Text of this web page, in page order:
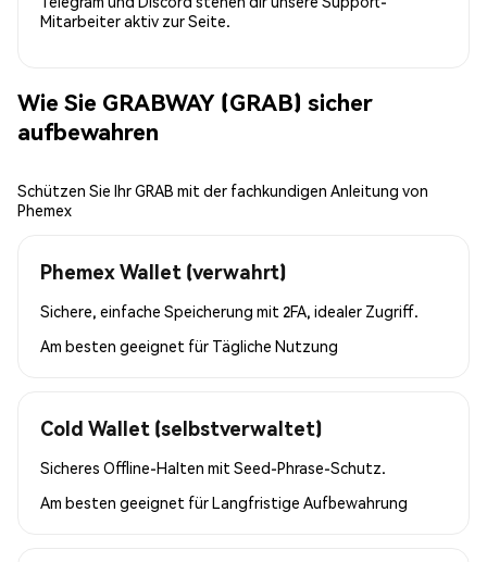
Mitarbeiter aktiv zur Seite.
Wie Sie GRABWAY (GRAB) sicher
aufbewahren
Schützen Sie Ihr GRAB mit der fachkundigen Anleitung von
Phemex
Phemex Wallet (verwahrt)
Sichere, einfache Speicherung mit 2FA, idealer Zugriff.
Am besten geeignet für Tägliche Nutzung
Cold Wallet (selbstverwaltet)
Sicheres Offline-Halten mit Seed-Phrase-Schutz.
Am besten geeignet fürLangfristige Aufbewahrung